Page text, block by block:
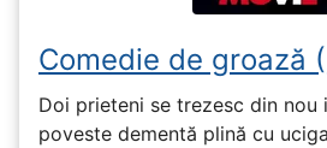
Comedie de groază
Doi prieteni se trezesc din nou
poveste dementă plină cu